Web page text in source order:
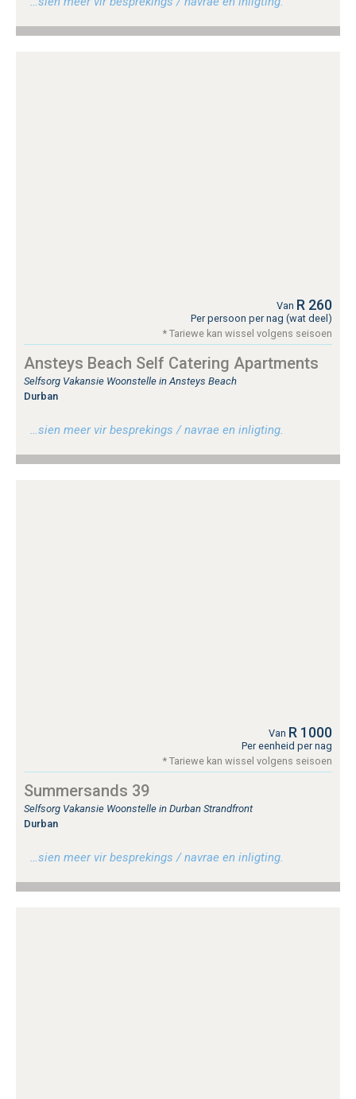
Van R 260
Per persoon per nag (wat deel)
* Tariewe kan wissel volgens seisoen
Ansteys Beach Self Catering Apartments
Selfsorg Vakansie Woonstelle in Ansteys Beach
Durban
…sien meer vir besprekings / navrae en inligting.
Van R 1000
Per eenheid per nag
* Tariewe kan wissel volgens seisoen
Summersands 39
Selfsorg Vakansie Woonstelle in Durban Strandfront
Durban
…sien meer vir besprekings / navrae en inligting.